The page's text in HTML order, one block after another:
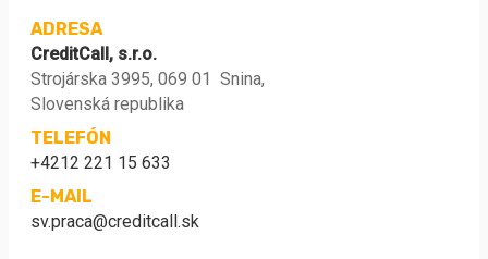
ADRESA
CreditCall, s.r.o.
Strojárska 3995, 069 01 Snina,
Slovenská republika
TELEFÓN
+4212 221 15 633
E-MAIL
sv.praca@creditcall.sk